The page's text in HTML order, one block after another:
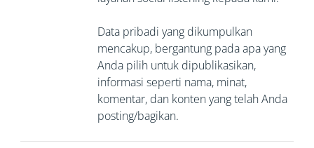
Data pribadi yang dikumpulkan
mencakup, bergantung pada apa yang
Anda pilih untuk dipublikasikan,
informasi seperti nama, minat,
komentar, dan konten yang telah Anda
posting/bagikan.